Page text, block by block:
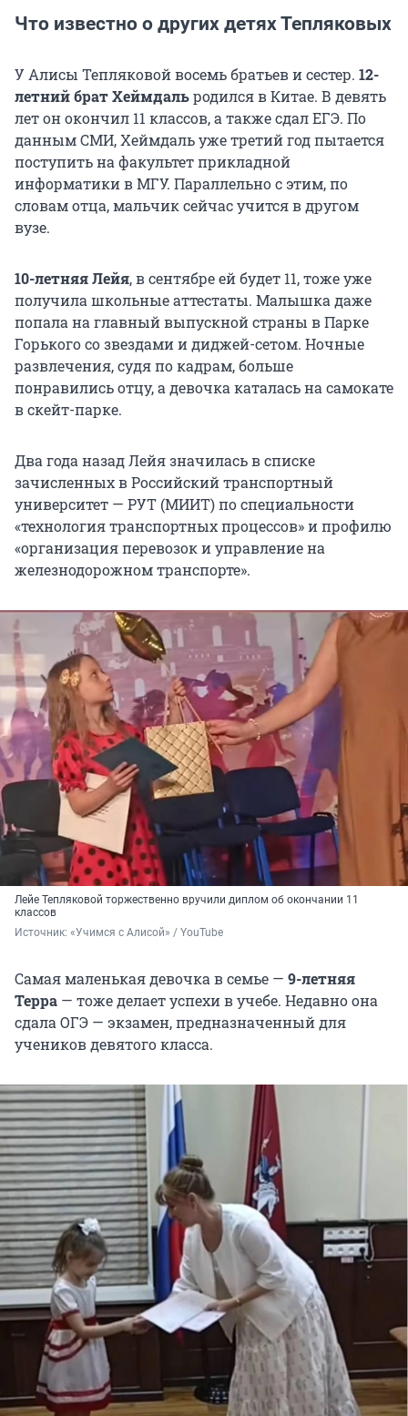
Что известно о других детях Тепляковых
У Алисы Тепляковой восемь братьев и сестер. 12-
летний брат Хеймдальродился в Китае. В девять
лет он окончил 11 классов, а также сдал ЕГЭ. По
данным СМИ, Хеймдаль уже третий год пытается
поступить на факультет прикладной
информатики в МГУ. Параллельно с этим, по
словам отца, мальчик сейчас учится в другом
вузе.
10-летняя Лейя, в сентябре ей будет 11, тоже уже
получила школьные аттестаты. Малышка даже
попала на главный выпускной страны в Парке
Горького со звездами и диджей-сетом. Ночные
развлечения, судя по кадрам, больше
понравились отцу, а девочка каталась на самокате
в скейт-парке.
Два года назад Лейя значилась в списке
зачисленных в Российский транспортный
университет — РУТ (МИИТ) по специальности
«технология транспортных процессов» и профилю
«организация перевозок и управление на
железнодорожном транспорте».
Лейе Тепляковой торжественно вручили диплом об окончании 11
классов
Источник: «Учимся с Алисой» / YouTube
Самая маленькая девочка в семье — 9-летняя
Терра — тоже делает успехи в учебе. Недавно она
сдала ОГЭ — экзамен, предназначенный для
учеников девятого класса.